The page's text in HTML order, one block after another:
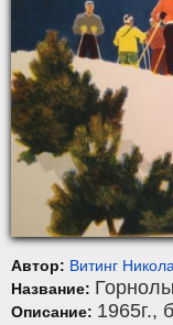
Автор: Витинг
Название:
Описание: 1965г.,